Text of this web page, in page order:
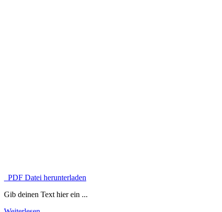
PDF Datei herunterladen
Gib deinen Text hier ein ...